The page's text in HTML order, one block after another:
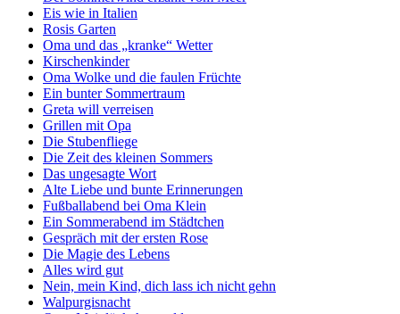
Eis wie in Italien
Rosis Garten
Oma und das „kranke“ Wetter
Kirschenkinder
Oma Wolke und die faulen Früchte
Ein bunter Sommertraum
Greta will verreisen
Grillen mit Opa
Die Stubenfliege
Die Zeit des kleinen Sommers
Das ungesagte Wort
Alte Liebe und bunte Erinnerungen
Fußballabend bei Oma Klein
Ein Sommerabend im Städtchen
Gespräch mit der ersten Rose
Die Magie des Lebens
Alles wird gut
Nein, mein Kind, dich lass ich nicht gehn
Walpurgisnacht